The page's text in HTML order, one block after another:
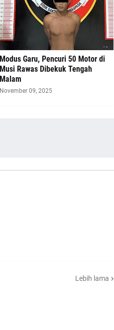
Modus Garu, Pencuri 50 Motor di
Musi Rawas Dibekuk Tengah
Malam
November 09, 2025
Lebih lama